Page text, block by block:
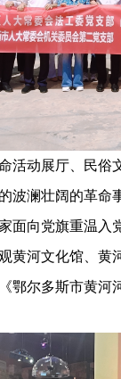
活动展厅、民
波澜壮阔的革
面向党旗重温
黄河文化馆、
鄂尔多斯市黄